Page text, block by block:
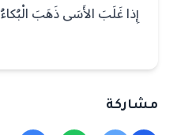
إِذا غَلَبَ الأَسَى ذَهَبَ الْبُكاءُ
مشاركة